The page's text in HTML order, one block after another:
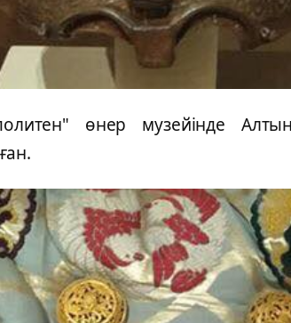
өнер музейінде